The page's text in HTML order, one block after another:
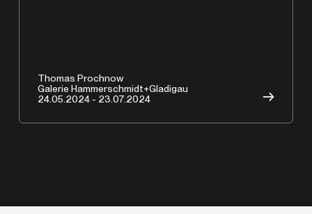
Thomas Prochnow
Galerie Hammerschmidt+Gladigau
24.05.2024 - 23.07.2024
→